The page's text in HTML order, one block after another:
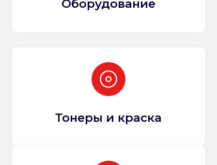
Оборудование
Тонеры и краска